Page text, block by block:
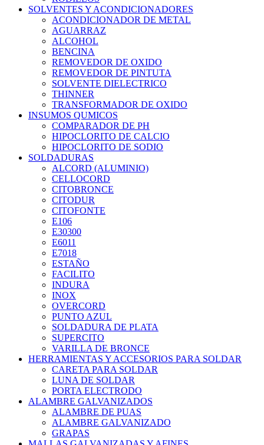
SOLVENTES Y ACONDICIONADORES
ACONDICIONADOR DE METAL
AGUARRAZ
ALCOHOL
BENCINA
REMOVEDOR DE OXIDO
REMOVEDOR DE PINTUTA
SOLVENTE DIELECTRICO
THINNER
TRANSFORMADOR DE OXIDO
INSUMOS QUMICOS
COMPARADOR DE PH
HIPOCLORITO DE CALCIO
HIPOCLORITO DE SODIO
SOLDADURAS
ALCORD (ALUMINIO)
CELLOCORD
CITOBRONCE
CITODUR
CITOFONTE
E106
E30300
E6011
E7018
ESTAÑO
FACILITO
INDURA
INOX
OVERCORD
PUNTO AZUL
SOLDADURA DE PLATA
SUPERCITO
VARILLA DE BRONCE
HERRAMIENTAS Y ACCESORIOS PARA SOLDAR
CARETA PARA SOLDAR
LUNA DE SOLDAR
PORTA ELECTRODO
ALAMBRE GALVANIZADOS
ALAMBRE DE PUAS
ALAMBRE GALVANIZADO
GRAPAS